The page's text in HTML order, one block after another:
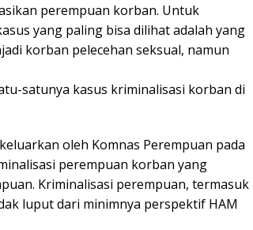
perempuan korban. Untuk
yang paling bisa dilihat adalah yang
korban pelecehan seksual, namun
satunya kasus kriminalisasi korban di
oleh Komnas Perempuan pada
perempuan korban yang
Kriminalisasi perempuan, termasuk
luput dari minimnya perspektif HAM